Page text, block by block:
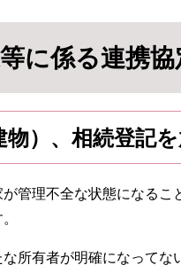
に係る連携
）、相続登記
管理不全な状態になるこ
所有者が明確になってな